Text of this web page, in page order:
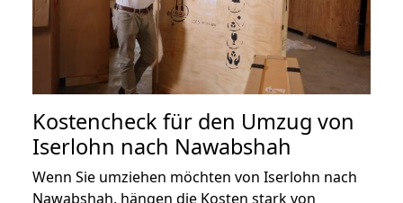
Kostencheck für den Umzug von
Iserlohn nach Nawabshah
Wenn Sie umziehen möchten von Iserlohn nach
Nawabshah, hängen die Kosten stark von